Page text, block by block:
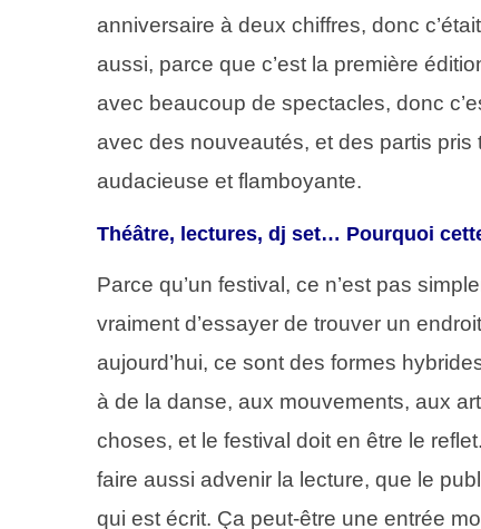
anniversaire à deux chiffres, donc
aussi, parce que c’est la première
avec beaucoup de spectacles, donc
avec des nouveautés, et des partis pris
audacieuse et flamboyante.
Théâtre, lectures, dj set… Pourquoi
Parce qu’un festival, ce n’est pas
vraiment d’essayer de trouver un
aujourd’hui, ce sont des formes
à de la danse, aux mouvements, aux
choses, et le festival doit en être le
faire aussi advenir la lecture, que le
qui est écrit. Ça peut-être une entrée